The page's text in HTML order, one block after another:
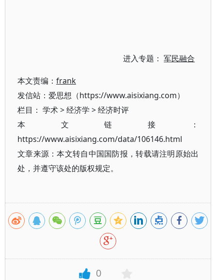
进入专题：军民融合
本文责编： frank
发信站：爱思想（https://www.aisixiang.com）
栏目： 学术>经济学 >经济时评
本文链接：
https://www.aisixiang.com/data/106146.html
文章来源：本文转自中国国防报，转载请注明原始出
处，并遵守该处的版权规定。
0